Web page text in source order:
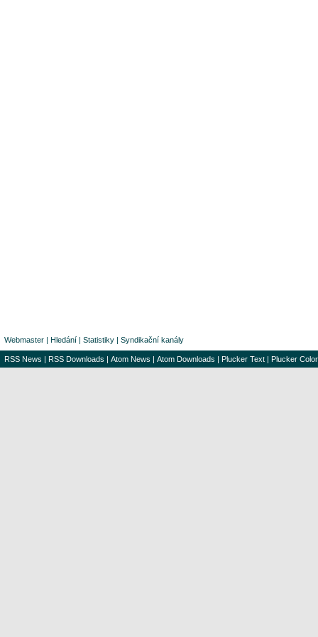
Webmaster | Hledání | Statistiky | Syndikační kanály
RSS News | RSS Downloads | Atom News | Atom Downloads | Plucker Text | Plucker Color